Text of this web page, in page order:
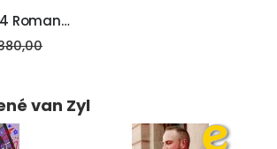
Februarie 2025 4 Romanza E-boeke
van Zyl